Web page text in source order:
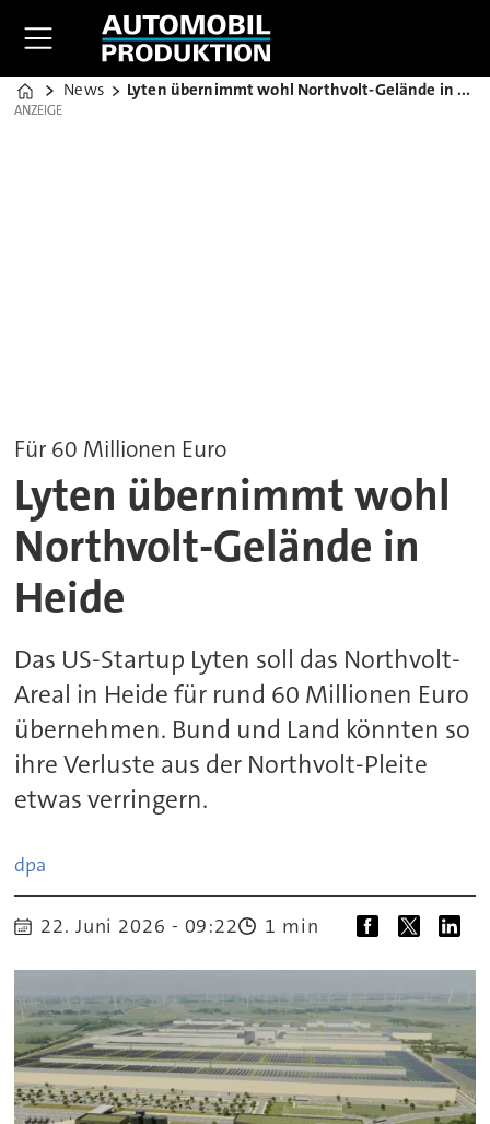
Home
News Lyten übernimmt wohl Northvolt-Gelände in Heide
ANZEIGE
ANZEIGE
Für 60 Millionen Euro
Lyten übernimmt wohl
Northvolt-Gelände in
Heide
Das US-Startup Lyten soll das Northvolt-
Areal in Heide für rund 60 Millionen Euro
übernehmen. Bund und Land könnten so
ihre Verluste aus der Northvolt-Pleite
etwas verringern.
dpa
22. Juni 2026 - 09:22 1 min